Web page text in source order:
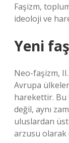
Faşizm,
ideoloji ve
Yeni
Neo-faşizm, II.
Avrupa
harekettir. Bu
değil, aynı
uluslardan
arzusu olarak